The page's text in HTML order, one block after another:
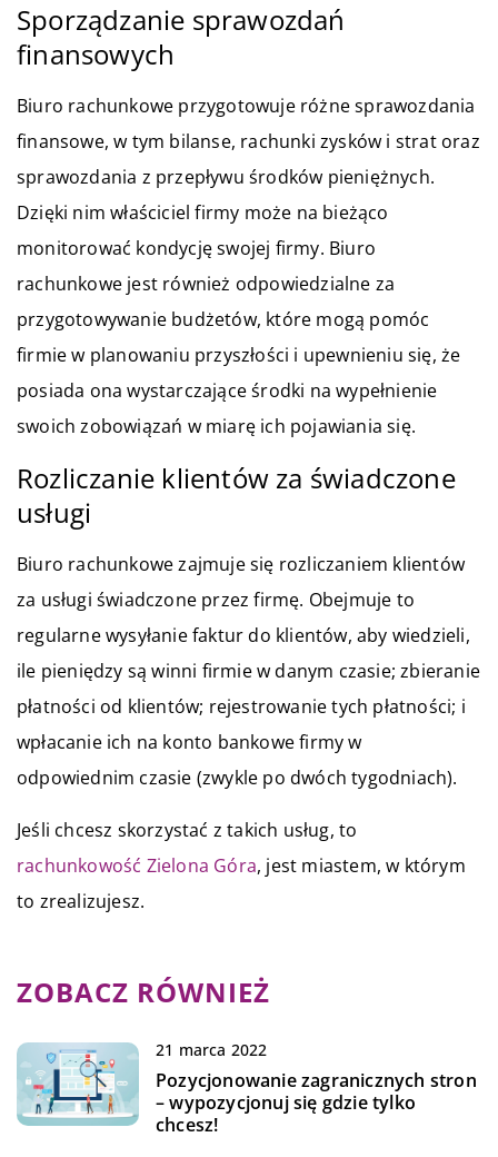
Sporządzanie sprawozdań
finansowych
Biuro rachunkowe przygotowuje różne sprawozdania
finansowe, w tym bilanse, rachunki zysków i strat oraz
sprawozdania z przepływu środków pieniężnych.
Dzięki nim właściciel firmy może na bieżąco
monitorować kondycję swojej firmy. Biuro
rachunkowe jest również odpowiedzialne za
przygotowywanie budżetów, które mogą pomóc
firmie w planowaniu przyszłości i upewnieniu się, że
posiada ona wystarczające środki na wypełnienie
swoich zobowiązań w miarę ich pojawiania się.
Rozliczanie klientów za świadczone
usługi
Biuro rachunkowe zajmuje się rozliczaniem klientów
za usługi świadczone przez firmę. Obejmuje to
regularne wysyłanie faktur do klientów, aby wiedzieli,
ile pieniędzy są winni firmie w danym czasie; zbieranie
płatności od klientów; rejestrowanie tych płatności; i
wpłacanie ich na konto bankowe firmy w
odpowiednim czasie (zwykle po dwóch tygodniach).
Jeśli chcesz skorzystać z takich usług, to
rachunkowość Zielona Góra, jest miastem, w którym
to zrealizujesz.
ZOBACZ RÓWNIEŻ
21 marca 2022
Pozycjonowanie zagranicznych stron
– wypozycjonuj się gdzie tylko
chcesz!